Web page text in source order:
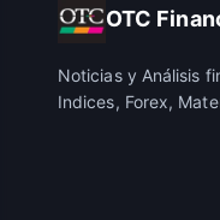
OTC
Noticias y Análisis
Indices, Forex,